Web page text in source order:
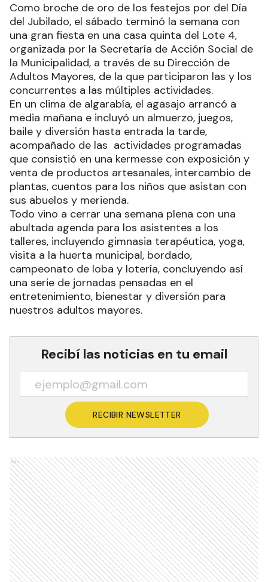
Como broche de oro de los festejos por del Día
del Jubilado, el sábado terminó la semana con
una gran fiesta en una casa quinta del Lote 4,
organizada por la Secretaría de Acción Social de
la Municipalidad, a través de su Dirección de
Adultos Mayores, de la que participaron las y los
concurrentes a las múltiples actividades.
En un clima de algarabía, el agasajo arrancó a
media mañana e incluyó un almuerzo, juegos,
baile y diversión hasta entrada la tarde,
acompañado de las actividades programadas
que consistió en una kermesse con exposición y
venta de productos artesanales, intercambio de
plantas, cuentos para los niños que asistan con
sus abuelos y merienda.
Todo vino a cerrar una semana plena con una
abultada agenda para los asistentes a los
talleres, incluyendo gimnasia terapéutica, yoga,
visita a la huerta municipal, bordado,
campeonato de loba y lotería, concluyendo así
una serie de jornadas pensadas en el
entretenimiento, bienestar y diversión para
nuestros adultos mayores.
Recibí las noticias en tu email
RECIBIR NEWSLETTER
Ads